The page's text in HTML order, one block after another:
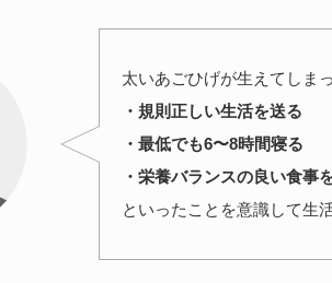
太いあごひげが生えてしま
・規則正しい生活を送る
・最低でも6〜8時間寝る
・栄養バランスの良い食事
といったことを意識して生